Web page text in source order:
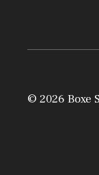
© 2026 Boxe